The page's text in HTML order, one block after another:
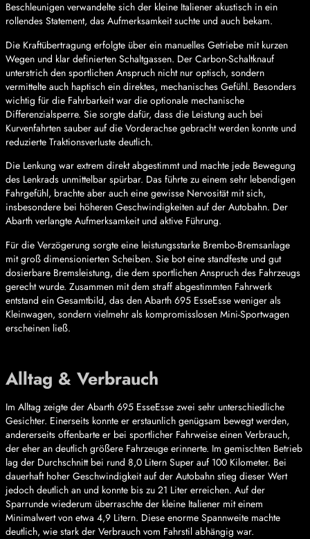
Beschleunigen verwandelte sich der kleine Italiener akustisch in ein
rollendes Statement, das Aufmerksamkeit suchte und auch bekam.
Die Kraftübertragung erfolgte über ein manuelles Getriebe mit kurzen
Wegen und klar definierten Schaltgassen. Der Carbon-Schaltknauf
unterstrich den sportlichen Anspruch nicht nur optisch, sondern
vermittelte auch haptisch ein direktes, mechanisches Gefühl. Besonders
wichtig für die Fahrbarkeit war die optionale mechanische
Differenzialsperre. Sie sorgte dafür, dass die Leistung auch bei
Kurvenfahrten sauber auf die Vorderachse gebracht werden konnte und
reduzierte Traktionsverluste deutlich.
Die Lenkung war extrem direkt abgestimmt und machte jede Bewegung
des Lenkrads unmittelbar spürbar. Das führte zu einem sehr lebendigen
Fahrgefühl, brachte aber auch eine gewisse Nervosität mit sich,
insbesondere bei höheren Geschwindigkeiten auf der Autobahn. Der
Abarth verlangte Aufmerksamkeit und aktive Führung.
Für die Verzögerung sorgte eine leistungsstarke Brembo-Bremsanlage
mit groß dimensionierten Scheiben. Sie bot eine standfeste und gut
dosierbare Bremsleistung, die dem sportlichen Anspruch des Fahrzeugs
gerecht wurde. Zusammen mit dem straff abgestimmten Fahrwerk
entstand ein Gesamtbild, das den Abarth 695 EsseEsse weniger als
Kleinwagen, sondern vielmehr als kompromisslosen Mini-Sportwagen
erscheinen ließ.
Alltag & Verbrauch
Im Alltag zeigte der Abarth 695 EsseEsse zwei sehr unterschiedliche
Gesichter. Einerseits konnte er erstaunlich genügsam bewegt werden,
andererseits offenbarte er bei sportlicher Fahrweise einen Verbrauch,
der eher an deutlich größere Fahrzeuge erinnerte. Im gemischten Betrieb
lag der Durchschnitt bei rund 8,0 Litern Super auf 100 Kilometer. Bei
dauerhaft hoher Geschwindigkeit auf der Autobahn stieg dieser Wert
jedoch deutlich an und konnte bis zu 21 Liter erreichen. Auf der
Sparrunde wiederum überraschte der kleine Italiener mit einem
Minimalwert von etwa 4,9 Litern. Diese enorme Spannweite machte
deutlich, wie stark der Verbrauch vom Fahrstil abhängig war.